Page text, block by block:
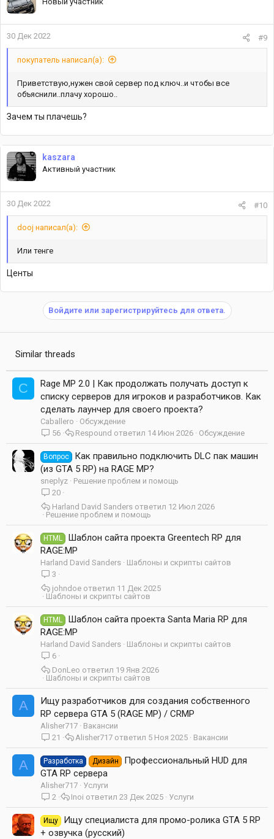
30 Дек 2022 #9
покупатель написал(а):
Приветствую,нужен свой сервер под ключ..и чтобы все
объяснили..плачу хорошо..
Зачем ты плачешь?
kaszara
Активный участник
30 Дек 2022 #10
dooj написал(а):
Или тенге
Центы
Войдите или зарегистрируйтесь для ответа.
Similar threads
C
Rage MP 2.0 | Как продолжать получать доступ к
списку серверов для игроков и разработчиков. Как
сделать лаунчер для своего проекта?
Caballero
Обсуждение
56
Обсуждение
14 Июн 2026
Respound
Вопрос
Как правильно подключить DLC пак машин
(из GTA 5 RP) на RAGE MP?
sneplyz
Решение проблем и помощь
20
Решение проблем и помощь
12 Июл 2026
Harland David Sanders
HTML
Шаблон сайта проекта Greentech RP для
RAGE:MP
Harland David Sanders
Шаблоны и скрипты сайтов
3
Шаблоны и скрипты сайтов
11 Дек 2025
johndoe
HTML
Шаблон сайта проекта Santa Maria RP для
RAGE:MP
Harland David Sanders
Шаблоны и скрипты сайтов
6
Шаблоны и скрипты сайтов
19 Янв 2026
DonLeo
A
Ищу разработчиков для создания собственного
RP сервера GTA 5 (RAGE MP) / CRMP
Alisher717
Вакансии
21
Вакансии
5 Ноя 2025
Alisher717
A Разработка Дизайн
Профессиональный HUD для
GTA RP сервера
Alisher717
Услуги
2
Услуги
23 Дек 2025
Inoi
Ищу
Ищу специалиста для промо-ролика GTA 5 RP
+ озвучка (русский)